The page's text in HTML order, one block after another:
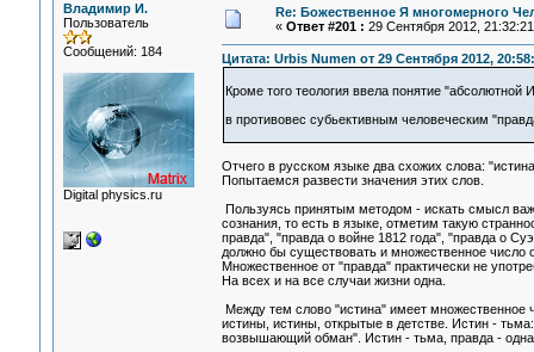
Владимир И.
Пользователь
Сообщений: 184
Digital physics.ru
Re: Божественное Я многомерного
« Ответ #201 : 29 Сентября 2012,
Цитата: Urbis Numen от 29 Сентября 2012,
Кроме того теология ввела понятие
в противовес субьективным человеческим
Отчего в русском языке два схожих слова:
Попытаемся развести значения этих слов.
Пользуясь принятым методом - искать смысл
сознания, то есть в языке, отметим такую
правда", "правда о войне 1812 года", "правда о
должно бы существовать и множественное число
Множественное от "правда" практически не
На всех и на все случаи жизни одна.
Между тем слово "истина" имеет множественное
истины, истины, открытые в детстве. Истин -
возвышающий обман". Истин - тьма, правда -